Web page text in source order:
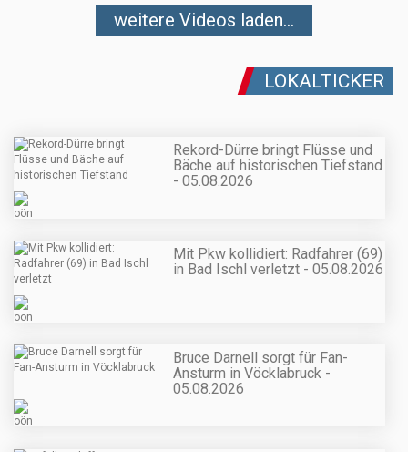
weitere Videos laden...
LOKALTICKER
Rekord-Dürre bringt Flüsse und
Bäche auf historischen Tiefstand
- 05.08.2026
Mit Pkw kollidiert: Radfahrer (69)
in Bad Ischl verletzt - 05.08.2026
Bruce Darnell sorgt für Fan-
Ansturm in Vöcklabruck -
05.08.2026